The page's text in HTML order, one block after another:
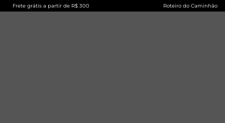
Frete grátis a partir de R$ 300 Roteiro do Caminhão